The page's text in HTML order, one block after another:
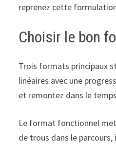
reprenez cette
Choisir le bon
Trois formats principaux
linéaires avec une
et remontez dans le
Le format fonctionnel
de trous dans le